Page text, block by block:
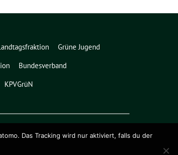
Grüne Jugend
Bundesverband
KPVGrüN
Das Tracking wird nur aktiviert, falls du der